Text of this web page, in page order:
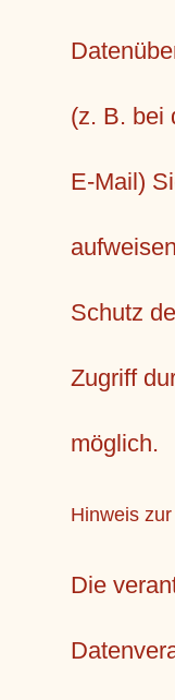
(z. B. bei
E-Mail)
Schutz
Zugriff
möglich.
Hinweis
Die